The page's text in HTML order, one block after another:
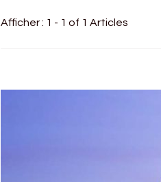
Afficher : 1 - 1 of 1 Articles